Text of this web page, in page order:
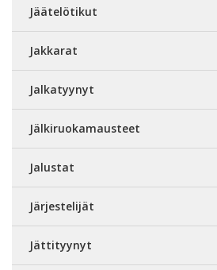
Jäätelötikut
Jakkarat
Jalkatyynyt
Jälkiruokamausteet
Jalustat
Järjestelijät
Jättityynyt